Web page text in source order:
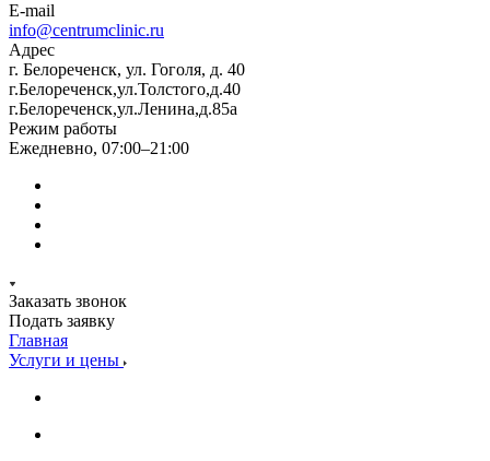
E-mail
info@centrumclinic.ru
Адрес
г. Белореченск, ул. Гоголя, д. 40
г.Белореченск,ул.Толстого,д.40
г.Белореченск,ул.Ленина,д.85а
Режим работы
Ежедневно, 07:00–21:00
Заказать звонок
Подать заявку
Главная
Услуги и цены